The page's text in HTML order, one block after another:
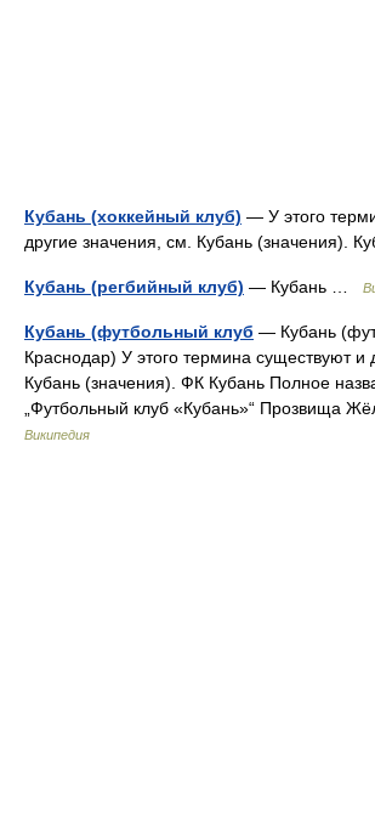
Кубань (хоккейный клуб) — У этого
другие значения, см. Кубань (значения).
Кубань (регбийный клуб) — Кубань …
Кубань (футбольный клуб — Кубань
Краснодар) У этого термина существуют и
Кубань (значения). ФК Кубань Полное
„Футбольный клуб «Кубань»“ Прозвища
Википедия